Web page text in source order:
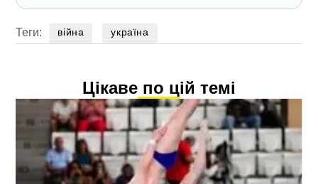
Теги: війна україна
Цікаве по цій темі